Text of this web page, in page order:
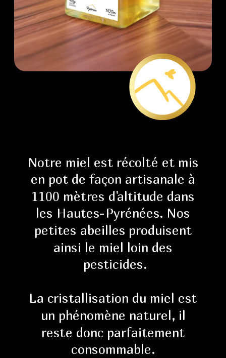
Notre miel est récolté et mis
en pot de façon artisanale à
1100 mètres d'altitude dans
les Hautes-Pyrénées. Nos
petites abeilles produisent
ainsi le miel loin des
pesticides.
La cristallisation du miel est
un phénomène naturel, il
reste donc parfaitement
consommable.